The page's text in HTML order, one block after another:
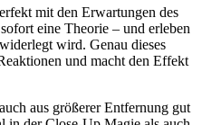
mit den Erwartungen des
eine Theorie – und erleben
wird. Genau dieses
und macht den Effekt
aus größerer Entfernung gut